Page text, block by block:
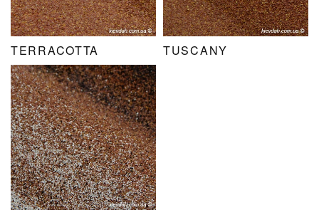
TERRACOTTA TUSCANY